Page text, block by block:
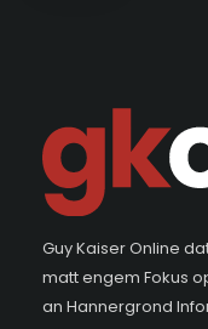
Guy Kaiser Online
matt engem Fokus
an Hannergrond